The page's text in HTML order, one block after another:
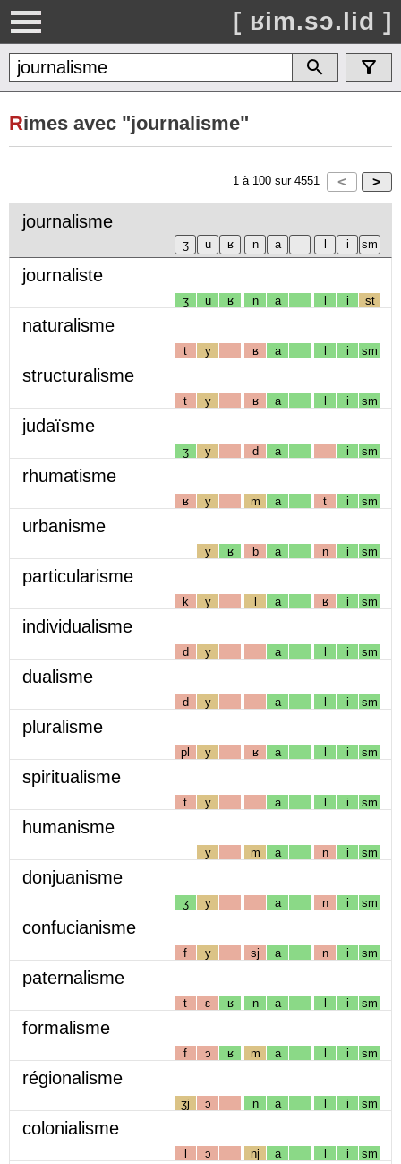
[ ʁim.sɔ.lid ]
Rimes avec "journalisme"
1 à 100 sur 4551
journalisme
journaliste
ʒ u ʁ n a l i st
naturalisme
t y ʁ a l i sm
structuralisme
t y ʁ a l i sm
judaïsme
ʒ y d a i sm
rhumatisme
ʁ y m a t i sm
urbanisme
y ʁ b a n i sm
particularisme
k y l a ʁ i sm
individualisme
d y a l i sm
dualisme
d y a l i sm
pluralisme
pl y ʁ a l i sm
spiritualisme
t y a l i sm
humanisme
y m a n i sm
donjuanisme
ʒ y a n i sm
confucianisme
f y sj a n i sm
paternalisme
t ɛ ʁ n a l i sm
formalisme
f ɔ ʁ m a l i sm
régionalisme
ʒj ɔ n a l i sm
colonialisme
l ɔ nj a l i sm